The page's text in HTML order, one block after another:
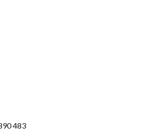
483